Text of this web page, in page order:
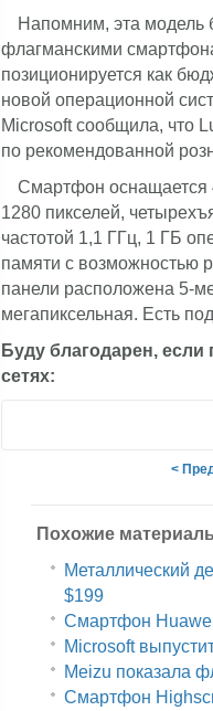
Напомним, эта модель
флагманскими
позиционируется как
новой операционной
Microsoft сообщила, что
по рекомендованной
Смартфон
1280 пикселей,
частотой 1,1 ГГц, 1 ГБ
памяти с возможностью
панели расположена 5-
мегапиксельная. Есть
Буду благодарен, если
сетях:
<
Похожие
Металлический
$199
Смартфон
Microsoft
Meizu показала
Смартфон